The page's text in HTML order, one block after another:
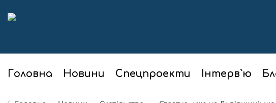
Головна Новини Спецпроекти Інтерв`ю